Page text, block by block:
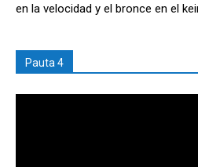
en la velocidad y el bronce en el
Pauta 4